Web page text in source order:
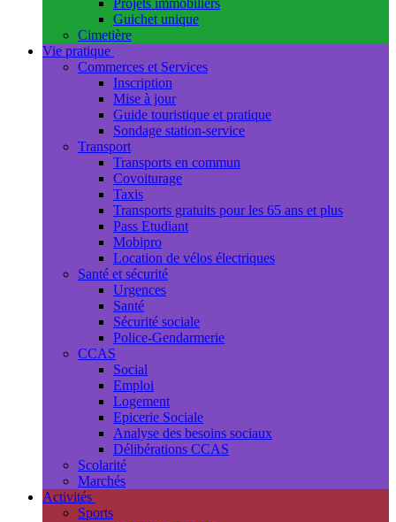
Projets immobiliers
Guichet unique
Cimetière
Vie pratique
Commerces et Services
Inscription
Mise à jour
Guide touristique et pratique
Sondage station-service
Transport
Transports en commun
Covoiturage
Taxis
Transports gratuits pour les 65 ans et plus
Pass Etudiant
Mobipro
Location de vélos électriques
Santé et sécurité
Urgences
Santé
Sécurité sociale
Police-Gendarmerie
CCAS
Social
Emploi
Logement
Epicerie Sociale
Analyse des besoins sociaux
Délibérations CCAS
Scolarité
Marchés
Activités
Sports